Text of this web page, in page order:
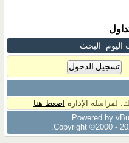
البحث
لمراسلة الإدارة اضغط هنا
Powered by
Copyright ©2000 -